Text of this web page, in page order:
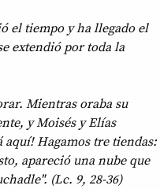
el tiempo y ha llegado el
extendió por toda la
Mientras oraba su
y Moisés y Elías
aquí! Hagamos tre tiendas:
apareció una nube que
(Lc. 9, 28-36)